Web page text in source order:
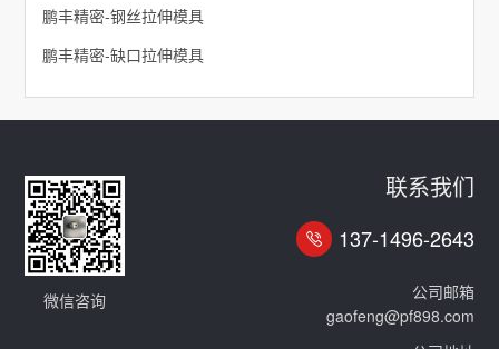
鹏丰精密-钢丝拉伸模具
鹏丰精密-缺口拉伸模具
微信咨询
联系我们
137-1496-2643
公司邮箱
gaofeng@pf898.com